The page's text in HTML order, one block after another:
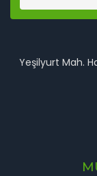
Yeşilyurt Mah.